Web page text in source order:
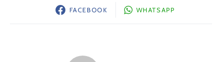
FACEBOOK WHATSAPP